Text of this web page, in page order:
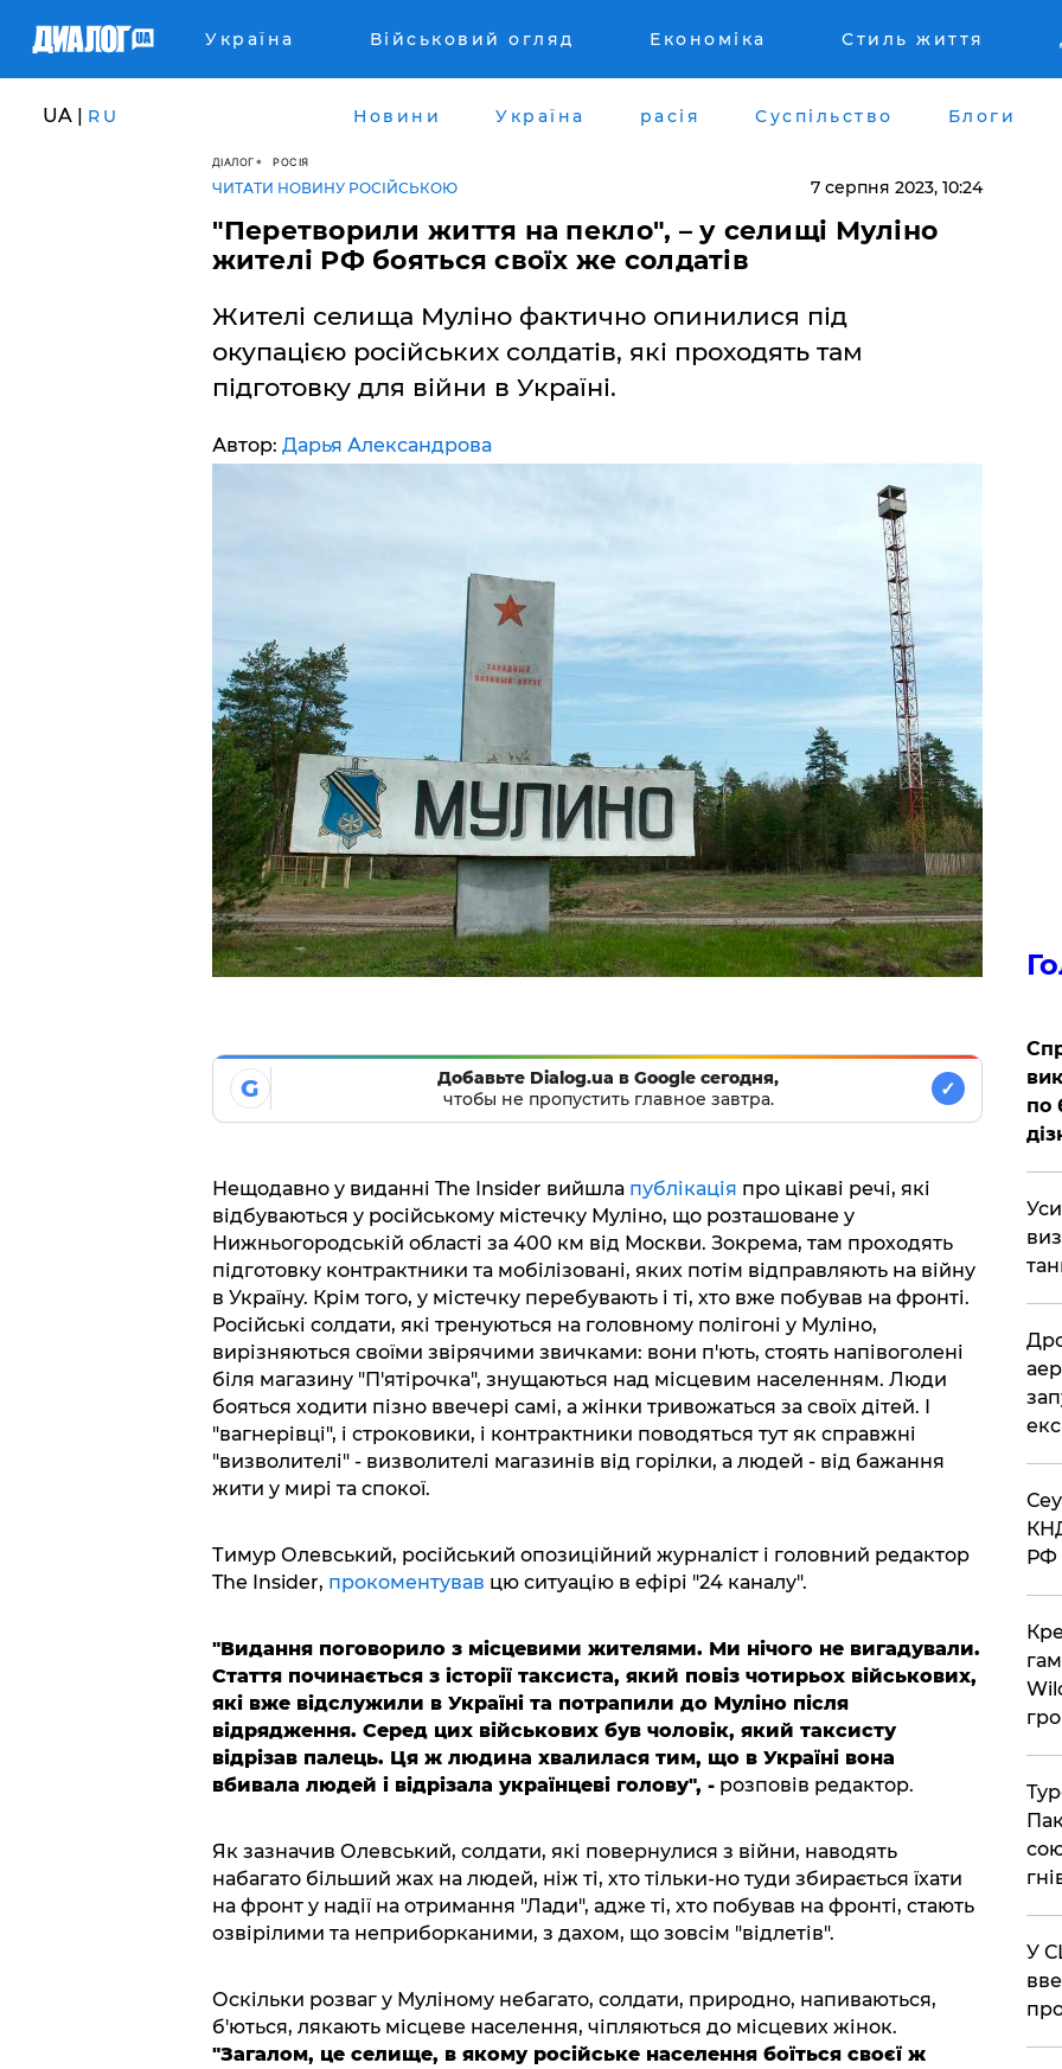
Україна Військовий огляд Економіка Стиль життя
UA | RU Новини Україна расія Суспільство Блоги
ДІАЛОГ РОСІЯ
ЧИТАТИ НОВИНУ РОСІЙСЬКОЮ 7 серпня 2023, 10:24
"Перетворили життя на пекло", – у селищі Муліно
жителі РФ бояться своїх же солдатів
Жителі селища Муліно фактично опинилися під
окупацією російських солдатів, які проходять там
підготовку для війни в Україні.
Автор: Дарья Александрова
G
Добавьте Dialog.ua в Google сегодня,
чтобы не пропустить главное завтра.
✓
Нещодавно у виданні The Insider вийшла публікація про цікаві речі, які
відбуваються у російському містечку Муліно, що розташоване у
Нижньогородській області за 400 км від Москви. Зокрема, там проходять
підготовку контрактники та мобілізовані, яких потім відправляють на війну
в Україну. Крім того, у містечку перебувають і ті, хто вже побував на фронті.
Російські солдати, які тренуються на головному полігоні у Муліно,
вирізняються своїми звірячими звичками: вони п'ють, стоять напівоголені
біля магазину "П'ятірочка", знущаються над місцевим населенням. Люди
бояться ходити пізно ввечері самі, а жінки тривожаться за своїх дітей. І
"вагнерівці", і строковики, і контрактники поводяться тут як справжні
"визволителі" - визволителі магазинів від горілки, а людей - від бажання
жити у мирі та спокої.
Тимур Олевський, російський опозиційний журналіст і головний редактор
The Insider, прокоментував цю ситуацію в ефірі "24 каналу".
"Видання поговорило з місцевими жителями. Ми нічого не вигадували.
Стаття починається з історії таксиста, який повіз чотирьох військових,
які вже відслужили в Україні та потрапили до Муліно після
відрядження. Серед цих військових був чоловік, який таксисту
відрізав палець. Ця ж людина хвалилася тим, що в Україні вона
вбивала людей і відрізала українцеві голову", -розповів редактор.
Як зазначив Олевський, солдати, які повернулися з війни, наводять
набагато більший жах на людей, ніж ті, хто тільки-но туди збирається їхати
на фронт у надії на отримання "Лади", адже ті, хто побував на фронті, стають
озвірілими та неприборканими, з дахом, що зовсім "відлетів".
Оскільки розваг у Муліному небагато, солдати, природно, напиваються,
б'ються, лякають місцеве населення, чіпляються до місцевих жінок.
"Загалом, це селище, в якому російське населення боїться своєї ж
по
РФ
​У